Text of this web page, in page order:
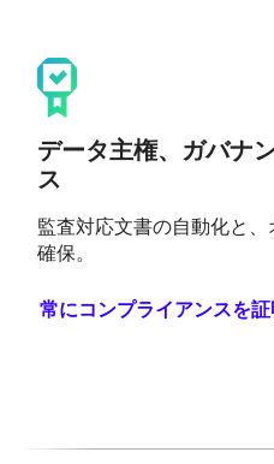
データ主権、ガバナ
ス
監査対応文書の自動化と
確保。
常にコンプライアンスを